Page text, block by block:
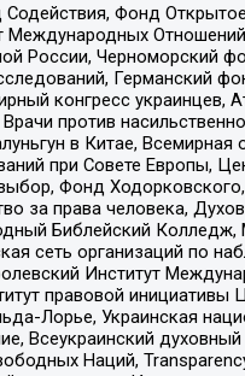
Фонд
Отношений,
России, Черноморский
Германский
конгресс украинцев,
против
в Китае,
при Совете Европы,
Фонд
права человека,
Библейский
сеть организаций по
Институт
правовой
Лорье, Украинская
Наций,